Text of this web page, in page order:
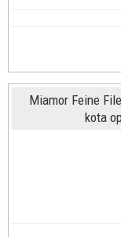
Miamor Feine
kota